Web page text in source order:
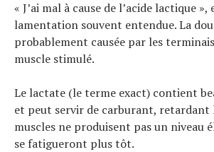
« J’ai mal à cause de l’acide lactique »,
lamentation souvent entendue. La
probablement causée par les
muscle stimulé.
Le lactate (le terme exact) contient
et peut servir de carburant, retardant
muscles ne produisent pas un niveau
se fatigueront plus tôt.